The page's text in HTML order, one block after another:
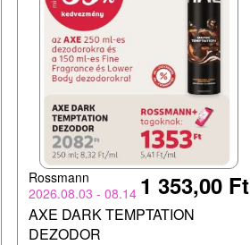
Rossmann
2026.08.03 - 08.14 1 353,00 Ft
AXE DARK TEMPTATION
DEZODOR